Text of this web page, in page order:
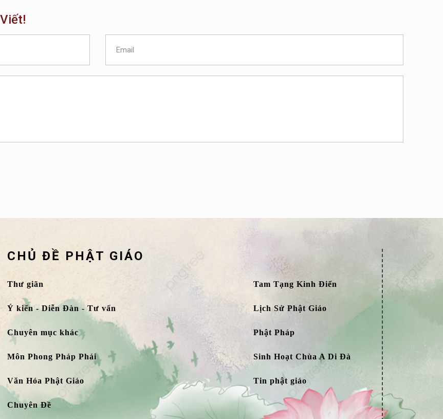
CHỦ ĐỀ PHẬT GIÁO
Thư giãn
Ý kiến - Diễn Đàn - Tư vấn
Chuyên mục khác
Môn Phong Pháp Phái
Văn Hóa Phật Giáo
Chuyên Đề
Tam Tạng Kinh Điển
Lịch Sử Phật Giáo
Phật Pháp
Sinh Hoạt Chùa A Di Đà
Tin phật giáo